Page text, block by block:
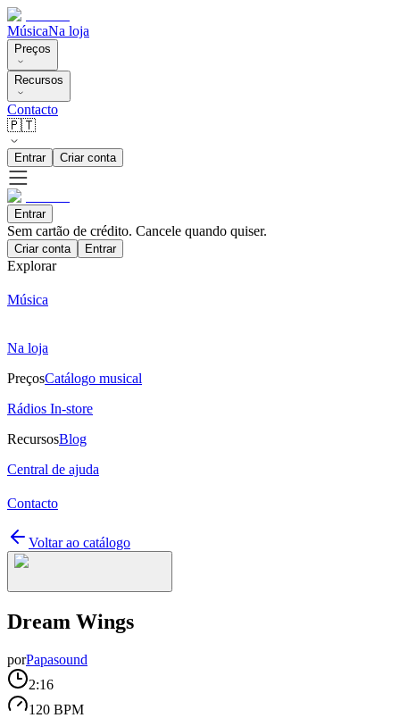
MúsicaNa loja
Preços
Recursos
Contacto
🇵🇹
Entrar Criar conta
Entrar
Sem cartão de crédito. Cancele quando quiser.
Criar conta Entrar
Explorar
Música
Na loja
PreçosCatálogo musical
Rádios In-store
RecursosBlog
Central de ajuda
Contacto
Voltar ao catálogo
Dream Wings
porPapasound
2:16
120 BPM